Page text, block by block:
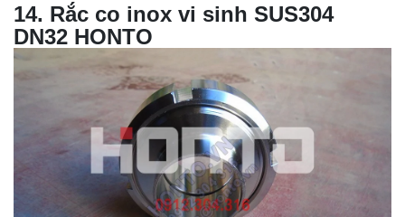
14. Rắc co inox vi sinh SUS304
DN32 HONTO